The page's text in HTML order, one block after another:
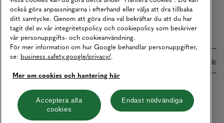
B2B
Tillgänglighetsredogörelse
Betalningar online sköts i samarbete med Klarna. Läs mer här
Cookies Integritetspolicy
Hantera cookies
också göra anpassningarna i efterhand eller välja att dra tillbaka
ditt samtycke. Genom att göra dina val bekräftar du att du har
tagit del av vår integritetspolicy och cookiepolicy som beskriver
vår personuppgifts- och cookieanvändning.
För mer information om hur Google behandlar personuppgifter,
se: business.safety.google/privacy/.
Mer om cookies och hantering här
Acceptera alla
cookies
Endast nödvändiga